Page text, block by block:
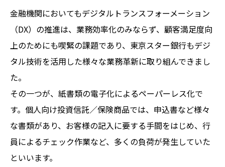
金融機関においてもデジタルトランスフォーメーション
（DX）の推進は、業務効率化のみならず、顧客満足度向
上のためにも喫緊の課題であり、東京スター銀行もデジ
タル技術を活用した様々な業務革新に取り組んできまし
た。
その一つが、紙書類の電子化によるペーパーレス化で
す。個人向け投資信託／保険商品では、申込書など様々
な書類があり、お客様の記入に要する手間をはじめ、行
員によるチェック作業など、多くの負荷が発生していた
といいます。